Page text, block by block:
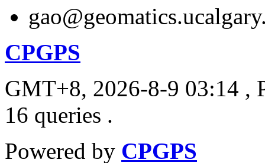
CPGPS
GMT+8, 2026-8-9 03:14 ,
16 queries .
Powered by CPGPS